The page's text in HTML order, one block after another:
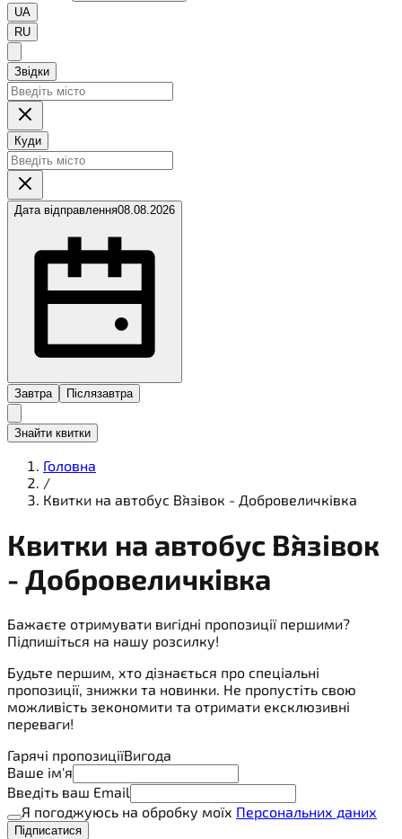
UA
RU
Звідки
Куди
Дата відправлення08.08.2026
Завтра Післязавтра
Знайти квитки
Головна
/
Квитки на автобус В`язівок - Добровеличківка
Квитки на автобус В`язівок
- Добровеличківка
Бажаєте отримувати вигідні пропозиції першими?
Підпишіться на нашу розсилку!
Будьте першим, хто дізнається про спеціальні
пропозиції, знижки та новинки. Не пропустіть свою
можливість зекономити та отримати ексклюзивні
переваги!
Гарячі пропозиціїВигода
Ваше ім'я
Введіть ваш Email
Я погоджуюсь на обробку моїх Персональних даних
Підписатися